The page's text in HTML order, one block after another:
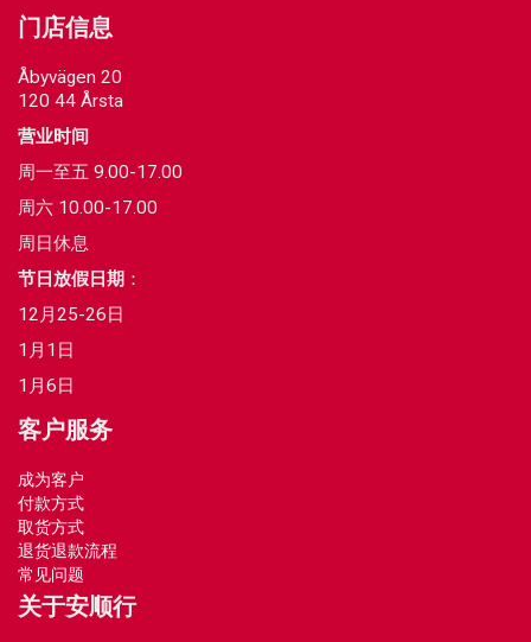
门店信息
Åbyvägen 20
120 44 Årsta
营业时间
周一至五 9.00-17.00
周六 10.00-17.00
周日休息
节日放假日期 ：
12月25-26日
1月1日
1月6日
客户服务
成为客户
付款方式
取货方式
退货退款流程
常见问题
关于安顺行